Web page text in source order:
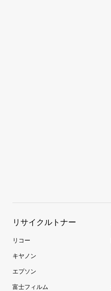
リサイクルトナー
リコー
キヤノン
エプソン
富士フィルム